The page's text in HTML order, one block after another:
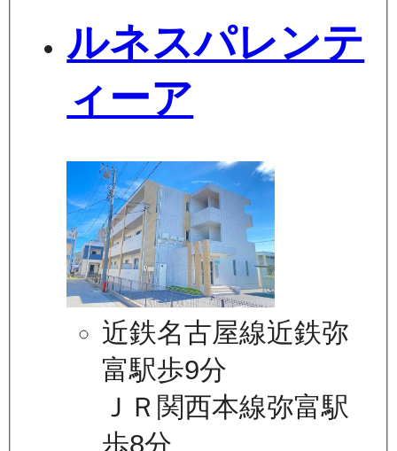
ルネスパレンテ
ィーア
近鉄名古屋線近鉄弥
富駅歩9分
ＪＲ関西本線弥富駅
歩8分